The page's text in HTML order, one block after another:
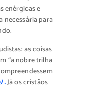
enérgicas e
necessária para
as coisas
“a nobre trilha
.Já os cristãos